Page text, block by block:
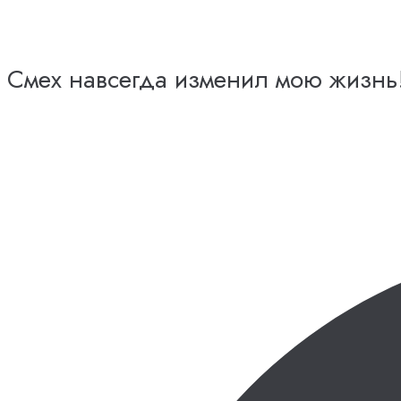
Смех навсегда изменил мою